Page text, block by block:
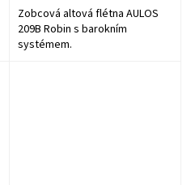
Zobcová altová flétna AULOS
209B Robin s barokním
systémem.